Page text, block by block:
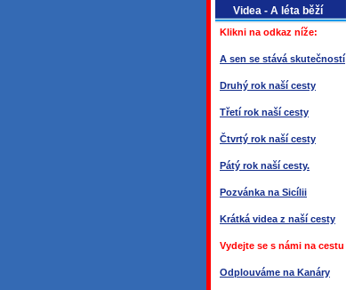
Videa - A léta běží
Klikni na odkaz níže:
A sen se stává skutečností
Druhý rok naší cesty
Třetí rok naší cesty
Čtvrtý rok naší cesty
Pátý rok naší cesty.
Pozvánka na Sicílii
Krátká videa z naší cesty
Vydejte se s námi na cestu
Odplouváme na Kanáry